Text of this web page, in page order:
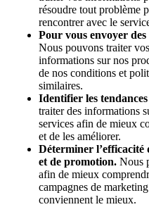
résoudre tout problème
rencontrer avec le
Pour vous envoyer
Nous pouvons traiter
informations sur nos
de nos conditions et
similaires.
Identifier les
traiter des informations
services afin de mieux
et de les améliorer.
Déterminer l’efficacité
et de promotion. Nous
afin de mieux
campagnes de
conviennent le mieux.